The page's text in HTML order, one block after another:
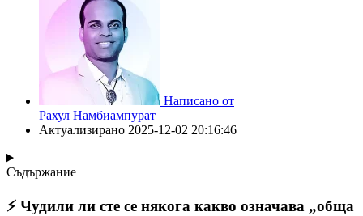
Написано от
Рахул Намбиампурат
Актуализирано 2025-12-02 20:16:46
Съдържание
⚡️ Чудили ли сте се някога какво означава „обща